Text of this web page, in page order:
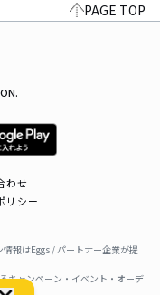
PAGE TOP
わせ
リシー
報はEggs / パートナー企業が提
キャンペーン・イベント・オーデ